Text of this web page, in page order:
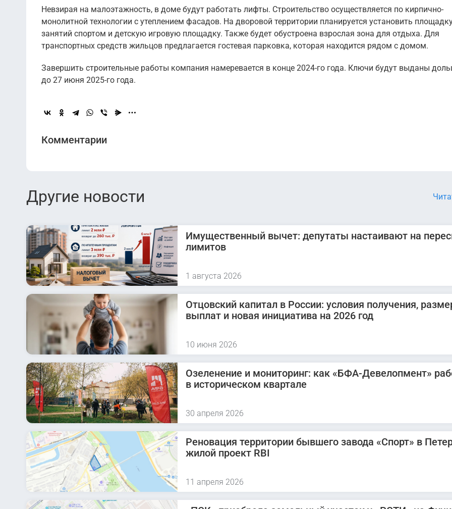
Невзирая на малоэтажность, в доме будут работать лифты. Строительство осуществляется по кирпично-
монолитной технологии с утеплением фасадов. На дворовой территории планируется установить
занятий спортом и детскую игровую площадку. Также будет обустроена взрослая зона для отдыха. Для
транспортных средств жильцов предлагается гостевая парковка, которая находится рядом с домом.
Завершить строительные работы компания намеревается в конце 2024-го года. Ключи будут выданы
до 27 июня 2025-го года.
Комментарии
Другие новости
Имущественный вычет: депутаты настаивают на
лимитов
1 августа 2026
Отцовский капитал в России: условия получения,
выплат и новая инициатива на 2026 год
10 июня 2026
Озеленение и мониторинг: как «БФА-Девелопмент»
в историческом квартале
30 апреля 2026
Реновация территории бывшего завода «Спорт» в
жилой проект RBI
11 апреля 2026